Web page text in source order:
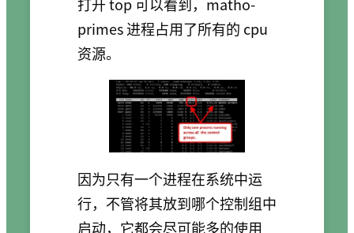
primes 进程占用了所有的 cpu
资源。
因为只有一个进程在系统中运
行，不管将其放到哪个控制组中
启动，它都会尽可能多的使用